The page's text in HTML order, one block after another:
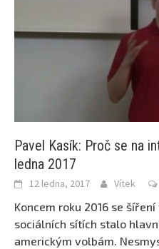
Pavel Kasík: Proč se na
ledna 2017
12 ledna, 2017 Vítek
Koncem roku 2016 se
sociálních sítích stalo
americkým volbám.